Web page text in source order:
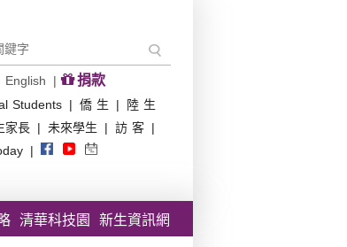
English | 捐款
Students | 僑 生 |
陸 生
家長 | 未來學生 | 訪 客 |
|
清華科技園 新生資訊網